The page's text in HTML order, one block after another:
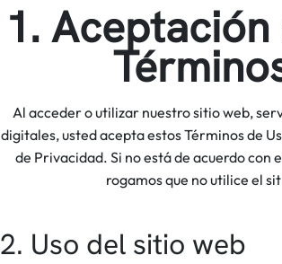
1.
Al acceder o utilizar nuestro sitio web,
digitales, usted acepta estos Términos de
de Privacidad. Si no está de acuerdo con
rogamos que no utilice el
2. Uso del sitio web